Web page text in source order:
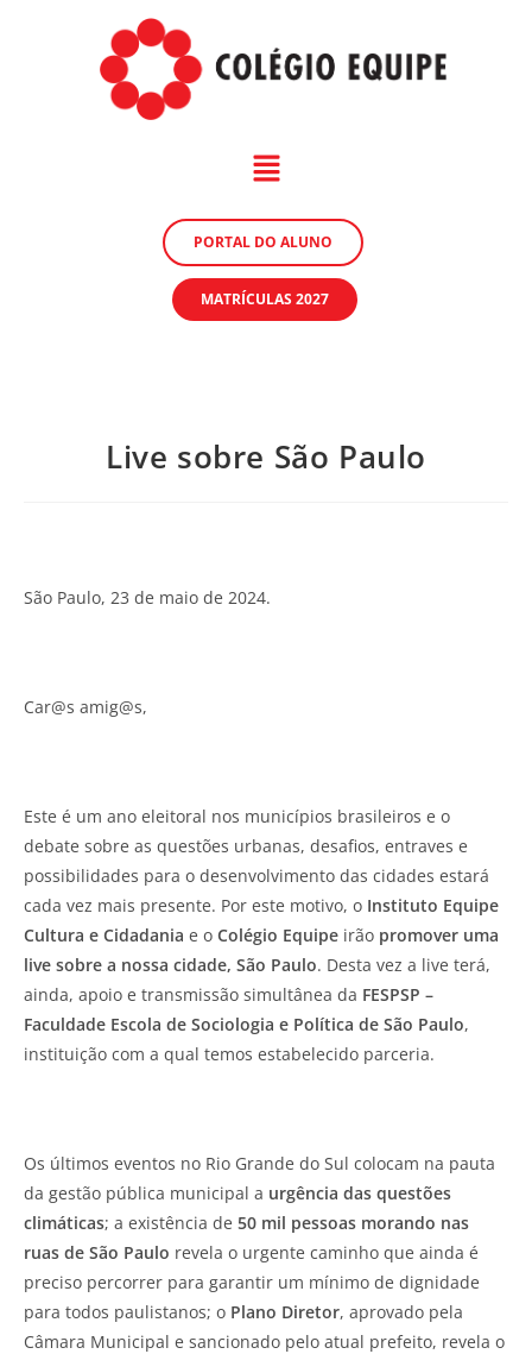
PORTAL DO ALUNO
MATRÍCULAS 2027
Live sobre São Paulo
São Paulo, 23 de maio de 2024.
Car@s amig@s,
Este é um ano eleitoral nos municípios brasileiros e o
debate sobre as questões urbanas, desafios, entraves e
possibilidades para o desenvolvimento das cidades estará
cada vez mais presente. Por este motivo, o Instituto Equipe
Cultura e Cidadania e o Colégio Equipe irão promover uma
live sobre a nossa cidade, São Paulo. Desta vez a live terá,
ainda, apoio e transmissão simultânea da FESPSP –
Faculdade Escola de Sociologia e Política de São Paulo,
instituição com a qual temos estabelecido parceria.
Os últimos eventos no Rio Grande do Sul colocam na pauta
da gestão pública municipal a urgência das questões
climáticas; a existência de 50 mil pessoas morando nas
ruas de São Paulo revela o urgente caminho que ainda é
preciso percorrer para garantir um mínimo de dignidade
para todos paulistanos; o Plano Diretor, aprovado pela
Câmara Municipal e sancionado pelo atual prefeito, revela o